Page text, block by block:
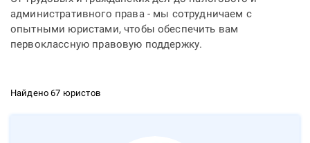
административного права - мы сотрудничаем с
опытными юристами, чтобы обеспечить вам
первоклассную правовую поддержку.
Найдено 67 юристов